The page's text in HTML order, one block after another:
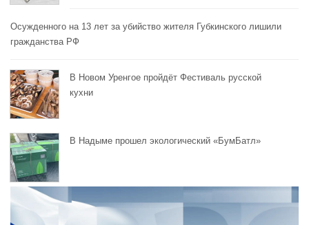
Осужденного на 13 лет за убийство жителя Губкинского лишили
гражданства РФ
В Новом Уренгое пройдёт Фестиваль русской
кухни
В Надыме прошел экологический «БумБатл»